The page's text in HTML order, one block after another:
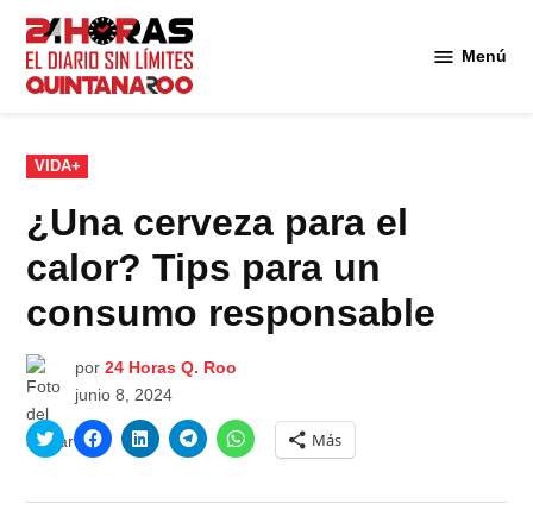
Saltar
contenido
Menú
PUBLICADO
EN
VIDA+
¿Una cerveza para el
calor? Tips para un
consumo responsable
por 24 Horas Q. Roo
junio 8, 2024
Haz
clic
en
Haz
clic
en
Haz
clic
en
Haz
clic
en
Haz
clic
para
en
Más